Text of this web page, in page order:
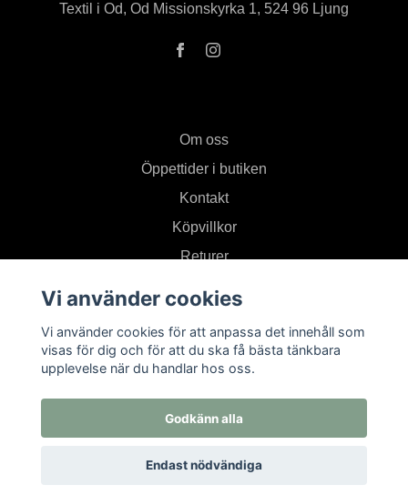
Textil i Od, Od Missionskyrka 1, 524 96 Ljung
Om oss
Öppettider i butiken
Kontakt
Köpvillkor
Returer
Prenumerera på vårt nyhetsbrev
© 2026 Textil i Od
Vi använder cookies
Vi använder cookies för att anpassa det innehåll som
visas för dig och för att du ska få bästa tänkbara
upplevelse när du handlar hos oss.
Godkänn alla
Endast nödvändiga